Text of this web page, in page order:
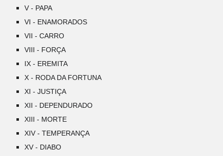
V - PAPA
VI - ENAMORADOS
VII - CARRO
VIII - FORÇA
IX - EREMITA
X - RODA DA FORTUNA
XI - JUSTIÇA
XII - DEPENDURADO
XIII - MORTE
XIV - TEMPERANÇA
XV - DIABO